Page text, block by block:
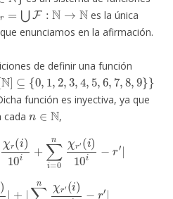
r =⋃F:N→N
es la única
enunciamos en la afirmación.
de definir una función
,1,2,3,4, 5,6,7, 8,9}}
función es inyectiva, ya que
cada
n∈N
,
10i =0 (i)10
i i= nχ r′(i